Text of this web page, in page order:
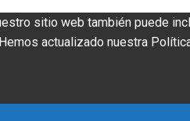
sitio web también puede
actualizado nuestra